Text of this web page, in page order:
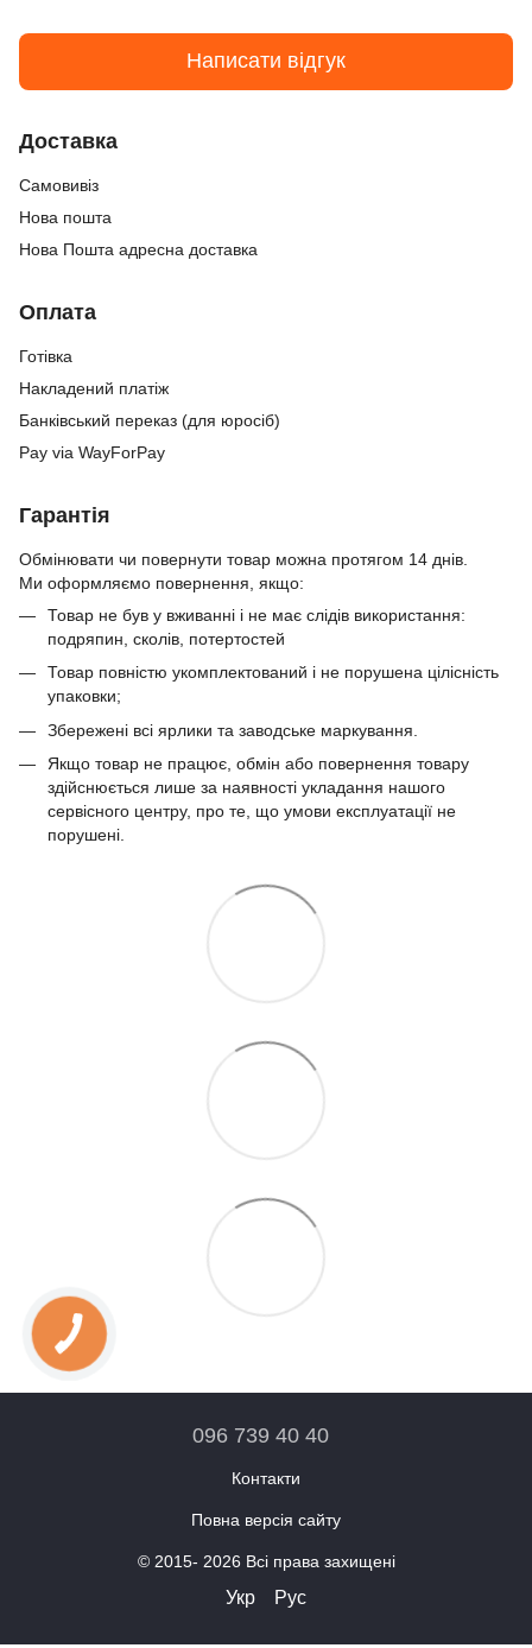
Написати відгук
Доставка
Самовивіз
Нова пошта
Нова Пошта адресна доставка
Оплата
Готівка
Накладений платіж
Банківський переказ (для юросіб)
Pay via WayForPay
Гарантія
Обмінювати чи повернути товар можна протягом 14 днів.
Ми оформляємо повернення, якщо:
Товар не був у вживанні і не має слідів використання:
подряпин, сколів, потертостей
Товар повністю укомплектований і не порушена цілісність
упаковки;
Збережені всі ярлики та заводське маркування.
Якщо товар не працює, обмін або повернення товару
здійснюється лише за наявності укладання нашого
сервісного центру, про те, що умови експлуатації не
порушені.
096 739 40 40
Контакти
Повна версія сайту
© 2015- 2026 Всі права захищені
Укр Рус